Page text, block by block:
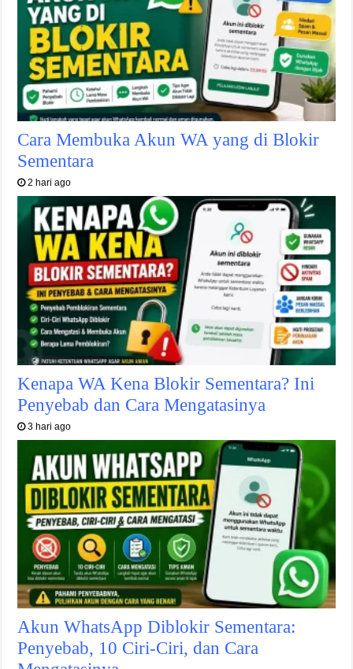
Cara Membuka Akun WA yang di Blokir
Sementara
2 hari ago
Kenapa WA Kena Blokir Sementara? Ini
Penyebab dan Cara Mengatasinya
3 hari ago
Akun WhatsApp Diblokir Sementara:
Penyebab, 10 Ciri-Ciri, dan Cara